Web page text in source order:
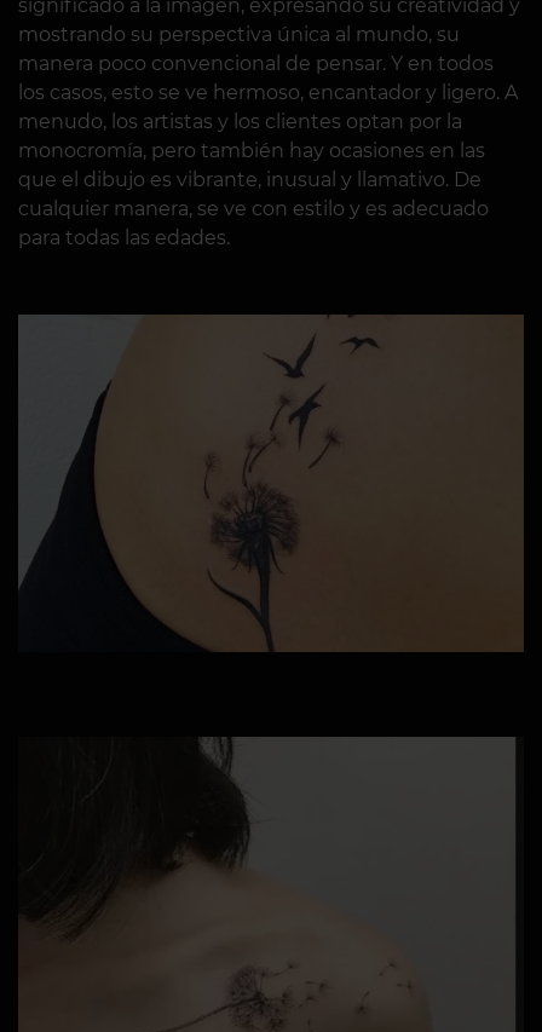
significado a la imagen, expresando su creatividad y
mostrando su perspectiva única al mundo, su
manera poco convencional de pensar. Y en todos
los casos, esto se ve hermoso, encantador y ligero. A
menudo, los artistas y los clientes optan por la
monocromía, pero también hay ocasiones en las
que el dibujo es vibrante, inusual y llamativo. De
cualquier manera, se ve con estilo y es adecuado
para todas las edades.